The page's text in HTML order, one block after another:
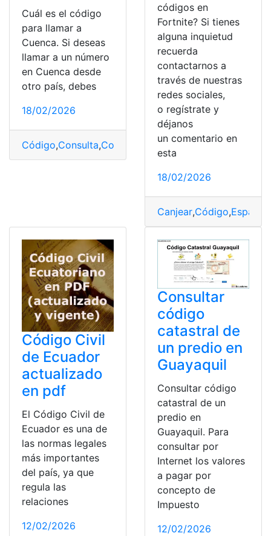
Cuál es el código
para llamar a
Cuenca. Si deseas
llamar a un número
en Cuenca desde
otro país, debes
18/02/2026
Código,Consulta,Consulta online ,Cuenca,Telefónica
códigos en
Fortnite? Si tienes
alguna inquietud
recuerda
contactarnos a
través de nuestras
redes sociales,
o regístrate y
déjanos
un comentario en
esta
18/02/2026
Canjear,Código,España
Código Civil
de Ecuador
actualizado
en pdf
El Código Civil de
Ecuador es una de
las normas legales
más importantes
del país, ya que
regula las
relaciones
12/02/2026
Consultar
código
catastral de
un predio en
Guayaquil
Consultar código
catastral de un
predio en
Guayaquil. Para
consultar por
Internet los valores
a pagar por
concepto de
Impuesto
12/02/2026